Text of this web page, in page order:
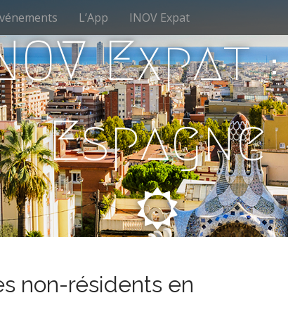
L’App INOV Expat
Expat
Espagne
non-résidents en